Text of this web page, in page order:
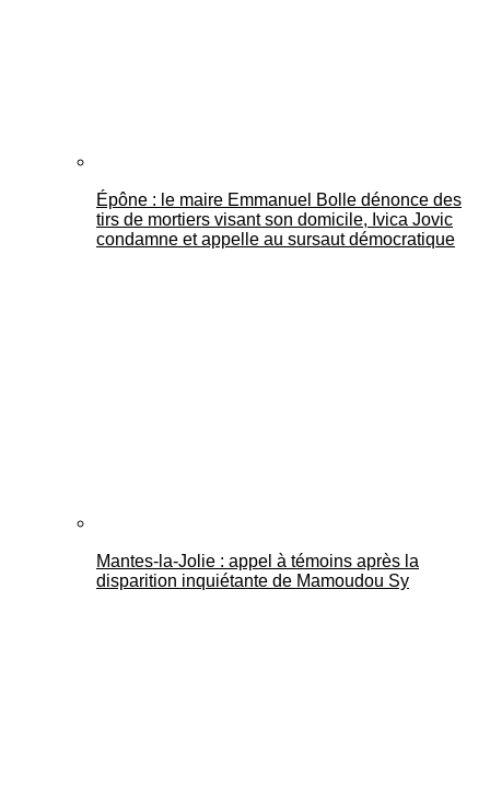
Épône : le maire Emmanuel Bolle dénonce des
tirs de mortiers visant son domicile, Ivica Jovic
condamne et appelle au sursaut démocratique
Mantes-la-Jolie : appel à témoins après la
disparition inquiétante de Mamoudou Sy